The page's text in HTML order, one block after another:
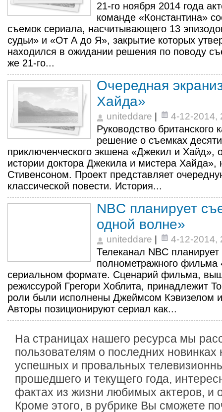
21-го ноября 2014 года
команде «Константина»
съемок сериала, насчитывающего 13
судьи» и «От А до Я», закрытие которых
находился в ожидании решения по поводу
же 21-го...
Очередная
Хайда»
uniteddare 4-12-2014,
Руководство британского
решение о съемках
приключенческого экшена «Джекил и Хайд»,
истории доктора Джекила и мистера Хайда»,
Стивенсоном. Проект представляет
классической повести. История...
NBC планирует
одной волне»
uniteddare 4-12-2014,
Телеканал NBC
полнометражного фильма
сериальном формате. Сценарий фильма,
режиссурой Грегори Хоблита, принадлежит
роли были исполнены Джеймсом Кэвизелом
Авторы позиционируют сериал как...
На страницах нашего ресурса мы
пользователям о последних новинках
успешных и провальных
прошедшего и текущего года,
фактах из жизни любимых актеров, и
Кроме этого, в рубрике Вы сможете